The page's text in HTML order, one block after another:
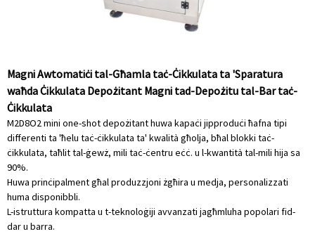
Magni Awtomatiċi tal-Għamla taċ-Ċikkulata ta 'Sparatura
waħda Ċikkulata Depożitant Magni tad-Depożitu tal-Bar taċ-
Ċikkulata
M2D8O2 mini one-shot depożitant huwa kapaċi jipproduċi ħafna tipi
differenti ta 'ħelu taċ-ċikkulata ta' kwalità għolja, bħal blokki taċ-
ċikkulata, taħlit tal-ġewż, mili taċ-ċentru eċċ. u l-kwantità tal-mili hija sa
90%.
Huwa prinċipalment għal produzzjoni żgħira u medja, personalizzati
huma disponibbli.
L-istruttura kompatta u t-teknoloġiji avvanzati jagħmluha popolari fid-
dar u barra.